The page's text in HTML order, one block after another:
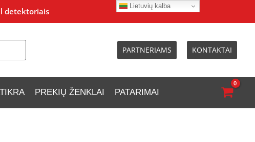
detektoriais
PARTNERIAMS KONTAKTAI
PREKIŲ ŽENKLAI PATARIMAI
Lietuvių kalba